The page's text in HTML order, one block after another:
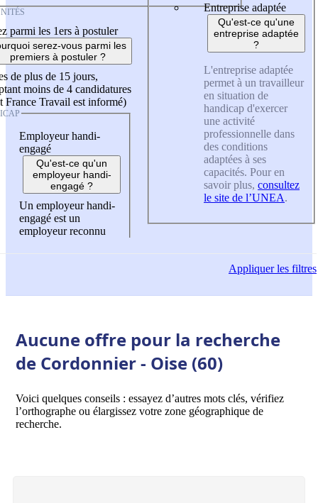
parmi les 1ers à postuler
serez-vous parmi les
premiers à postuler ?
de plus de 15 jours,
moins de 4 candidatures
France Travail est informé)
Employeur handi-
engagé
Qu'est-ce qu'un
employeur handi-
engagé ?
Un employeur handi-
engagé est un
employeur reconnu
Entreprise adaptée
Qu'est-ce qu'une
entreprise adaptée
?
L'entreprise adaptée
permet à un travailleur
en situation de
handicap d'exercer
une activité
professionnelle dans
des conditions
adaptées à ses
capacités. Pour en
savoir plus, consultez
le site de l’UNEA.
Appliquerles filtres
Aucune offre pour la recherche
de Cordonnier - Oise (60)
Voici quelques conseils : essayez d’autres mots clés, vérifiez
l’orthographe ou élargissez votre zone géographique de
recherche.